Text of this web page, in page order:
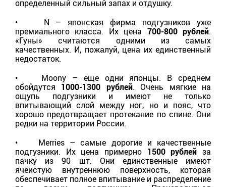
определенный сильный запах и отдушку.
• N – японская фирма подгузников уже
премиального класса. Их цена 700-800 рублей.
«Гуны» считаются одними из самых
качественных. И, пожалуй, цена их единственный
недостаток.
• Moony – еще одни японцы. В среднем
обойдутся 1000-1300 рублей. Очень мягкие на
ощупь подгузники и имеют не только
впитывающий слой между ног, но и пояс, что
хорошо предотвращает протекание по спине. Они
редки на территории России.
• Merries – самые дорогие и качественные
подгузники. Их цена примерно 1500 рублей за
пачку из 90 шт. Они единственные имеют
ячеистую внутреннюю поверхность, которая
обеспечивает полное впитывание и распределение